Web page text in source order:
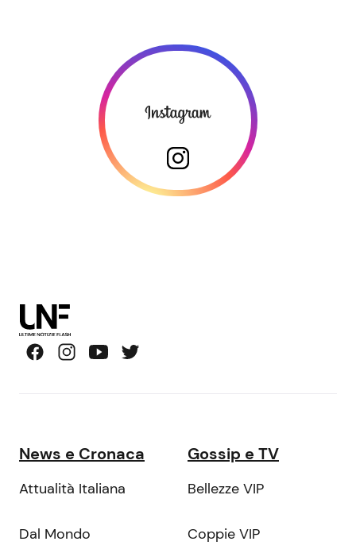
News e Cronaca
Attualità Italiana
Dal Mondo
Gossip e TV
Bellezze VIP
Coppie VIP